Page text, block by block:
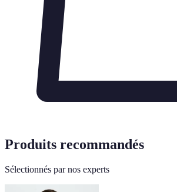
Produits recommandés
Sélectionnés par nos experts